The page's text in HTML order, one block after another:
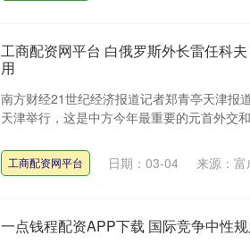
工商配资网平台 白俄罗斯外长雷任科
用
南方财经21世纪经济报道记者郑青亭天津报
天津举行，这是中方今年最重要的元首外交
工商配资网平台 日期：03-04 来源：
一点钱程配资APP下载 国际竞争中性